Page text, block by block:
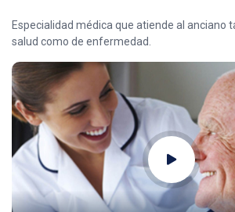
Especialidad médica que atiende al anciano
salud como de enfermedad.